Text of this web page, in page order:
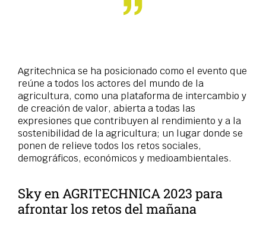
Agritechnica se ha posicionado como el evento que
reúne a todos los actores del mundo de la
agricultura, como una plataforma de intercambio y
de creación de valor, abierta a todas las
expresiones que contribuyen al rendimiento y a la
sostenibilidad de la agricultura; un lugar donde se
ponen de relieve todos los retos sociales,
demográficos, económicos y medioambientales.
Sky en AGRITECHNICA 2023 para
afrontar los retos del mañana